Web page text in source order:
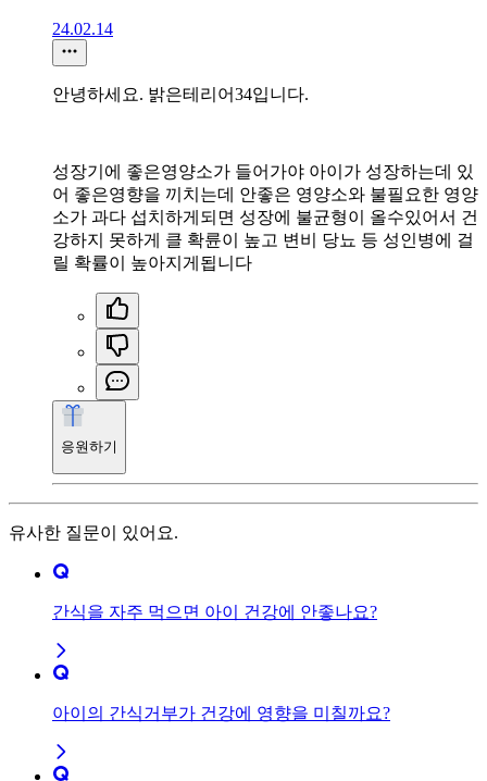
24.02.14
안녕하세요. 밝은테리어34입니다.
성장기에 좋은영양소가 들어가야 아이가 성장하는데 있
어 좋은영향을 끼치는데 안좋은 영양소와 불필요한 영양
소가 과다 섭치하게되면 성장에 불균형이 올수있어서 건
강하지 못하게 클 확륜이 높고 변비 당뇨 등 성인병에 걸
릴 확률이 높아지게됩니다
응원하기
유사한 질문이 있어요.
간식을 자주 먹으면 아이 건강에 안좋나요?
아이의 간식거부가 건강에 영향을 미칠까요?